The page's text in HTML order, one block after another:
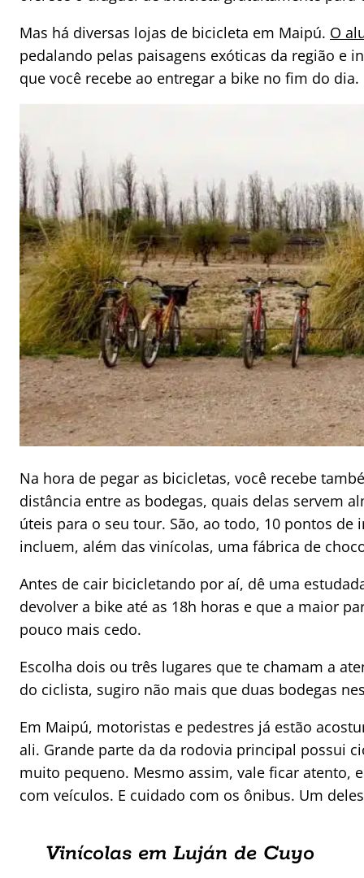
Mas há diversas lojas de bicicleta em Maipú. O
pedalando pelas paisagens exóticas da região e
que você recebe ao entregar a bike no fim do dia.
Na hora de pegar as bicicletas, você recebe
distância entre as bodegas, quais delas servem
úteis para o seu tour. São, ao todo, 10 pontos
incluem, além das vinícolas, uma fábrica de
Antes de cair bicicletando por aí, dê uma
devolver a bike até as 18h horas e que a maior
pouco mais cedo.
Escolha dois ou três lugares que te chamam a
do ciclista, sugiro não mais que duas bodegas
Em Maipú, motoristas e pedestres já estão
ali. Grande parte da da rodovia principal possui
muito pequeno. Mesmo assim, vale ficar atento,
com veículos. E cuidado com os ônibus. Um
Vinícolas em Luján de Cuyo